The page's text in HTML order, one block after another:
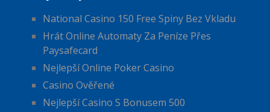
National Casino 150 Free Spiny Bez Vkladu
Hrát Online Automaty Za Peníze Přes
Paysafecard
Nejlepší Online Poker Casino
Casino Ověřené
Nejlepší Casino S Bonusem 500